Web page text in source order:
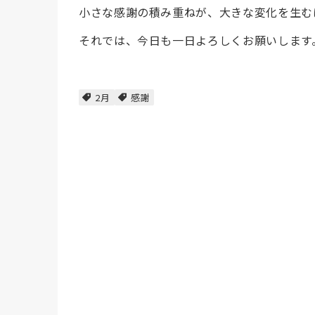
小さな感謝の積み重ねが、大きな変化を生む
それでは、今日も一日よろしくお願いします。
2月 感謝